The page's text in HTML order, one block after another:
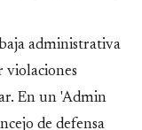
administrativa
violaciones
En un 'Admin
de defensa